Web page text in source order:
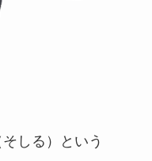
しる）という